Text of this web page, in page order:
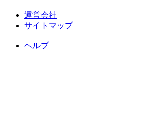
|
運営会社
サイトマップ
|
ヘルプ